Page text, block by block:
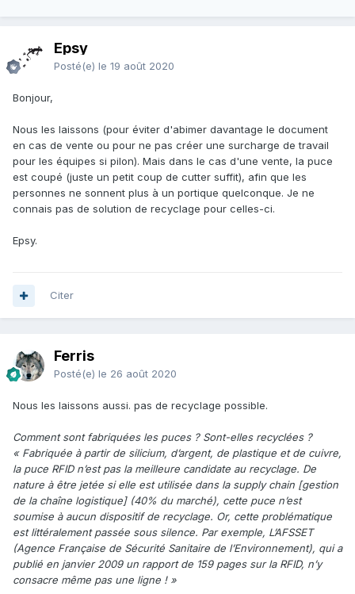
Epsy
Posté(e) le 19 août 2020
Bonjour,
Nous les laissons (pour éviter d'abimer davantage le document
en cas de vente ou pour ne pas créer une surcharge de travail
pour les équipes si pilon). Mais dans le cas d'une vente, la puce
est coupé (juste un petit coup de cutter suffit), afin que les
personnes ne sonnent plus à un portique quelconque. Je ne
connais pas de solution de recyclage pour celles-ci.
Epsy.
Citer
Ferris
Posté(e) le 26 août 2020
Nous les laissons aussi. pas de recyclage possible.
Comment sont fabriquées les puces ? Sont-elles recyclées ?
« Fabriquée à partir de silicium, d’argent, de plastique et de cuivre,
la puce RFID n’est pas la meilleure candidate au recyclage. De
nature à être jetée si elle est utilisée dans la supply chain [gestion
de la chaîne logistique] (40% du marché), cette puce n’est
soumise à aucun dispositif de recyclage. Or, cette problématique
est littéralement passée sous silence. Par exemple, L’AFSSET
(Agence Française de Sécurité Sanitaire de l’Environnement), qui a
publié en janvier 2009 un rapport de 159 pages sur la RFID, n’y
consacre même pas une ligne ! »